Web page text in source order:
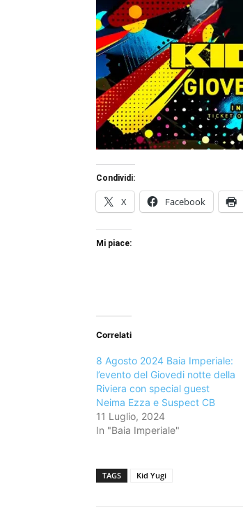
Condividi:
X Facebook
Mi piace:
Correlati
8 Agosto 2024 Baia Imperiale:
l’evento del Giovedi notte della
Riviera con special guest
Neima Ezza e Suspect CB
11 Luglio, 2024
In "Baia Imperiale"
TAGS Kid Yugi